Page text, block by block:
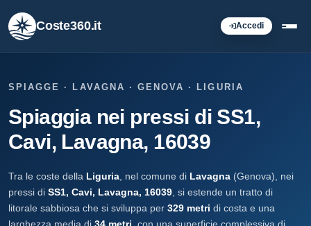
Coste360.it Accedi
SPIAGGE · LAVAGNA · GENOVA · LIGURIA
Spiaggia nei pressi di SS1,
Cavi, Lavagna, 16039
Tra le coste della Liguria , nel comune di Lavagna (Genova), nei
pressi di SS1, Cavi, Lavagna, 16039 , si estende un tratto di
litorale sabbiosa che si sviluppa per 329 metri di costa e una